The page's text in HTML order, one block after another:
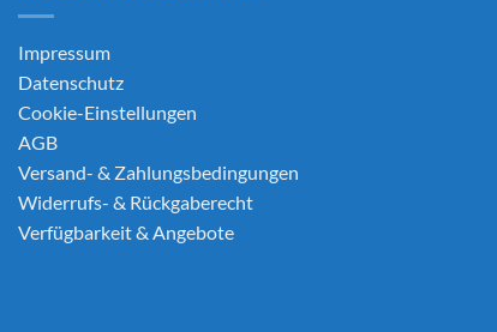
Impressum
Datenschutz
Cookie-Einstellungen
AGB
Versand- & Zahlungsbedingungen
Widerrufs- & Rückgaberecht
Verfügbarkeit & Angebote